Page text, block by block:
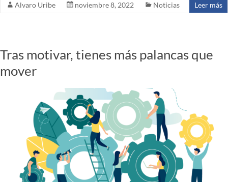
Alvaro Uribe noviembre 8, 2022 Noticias Leer más
Tras motivar, tienes más palancas que
mover